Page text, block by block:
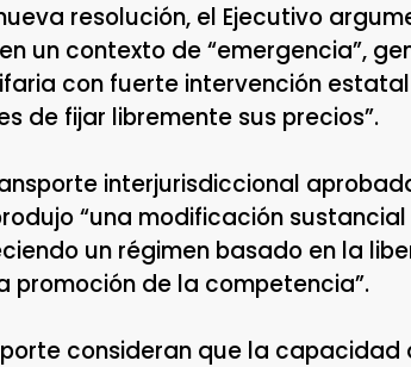
resolución, el Ejecutivo
un contexto de “emergencia”,
con fuerte intervención
de fijar libremente sus precios”.
interjurisdiccional
“una modificación
un régimen basado en la
promoción de la competencia”.
consideran que la capacidad